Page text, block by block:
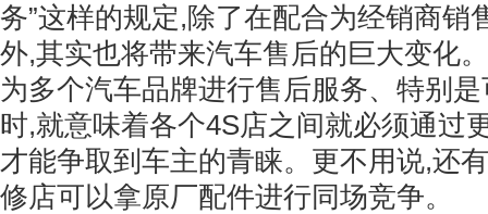
务”这样的规定,除了在配合为经销商销
外,其实也将带来汽车售后的巨大变化
为多个汽车品牌进行售后服务、特别
时,就意味着各个4S店之间就必须通过
才能争取到车主的青睐。更不用说,还
修店可以拿原厂配件进行同场竞争。